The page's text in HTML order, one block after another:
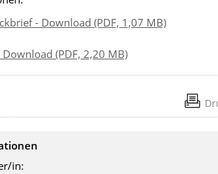
- Download (PDF, 1,07 MB)
(PDF, 2,20 MB)
in: